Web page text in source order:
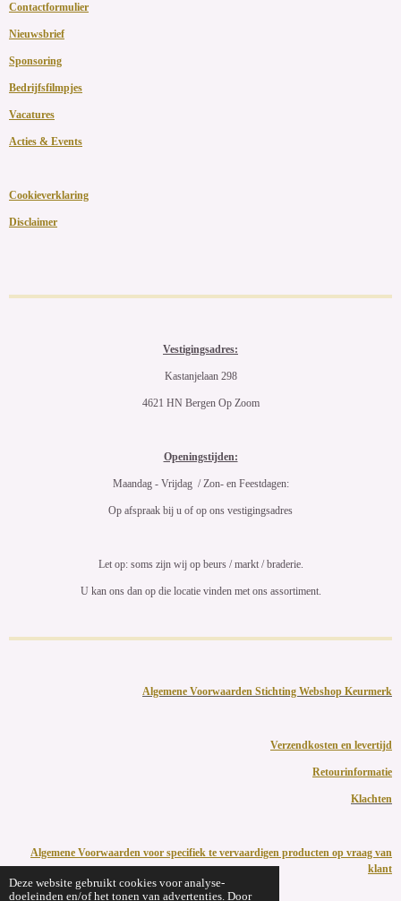
Deze website gebruikt cookies voor analyse-
doeleinden en/of het tonen van advertenties. Door
Contactformulier
Nieuwsbrief
Sponsoring
Bedrijfsfilmpjes
Vacatures
Acties & Events
Cookieverklaring
Disclaimer
Vestigingsadres:
Kastanjelaan 298
4621 HN Bergen Op Zoom
Openingstijden:
Maandag - Vrijdag / Zon- en Feestdagen:
Op afspraak bij u of op ons vestigingsadres
Let op: soms zijn wij op beurs / markt / braderie.
U kan ons dan op die locatie vinden met ons assortiment.
Algemene Voorwaarden Stichting Webshop Keurmerk
Verzendkosten en levertijd
Retourinformatie
Klachten
Algemene Voorwaarden voor specifiek te vervaardigen producten op vraag van
klant